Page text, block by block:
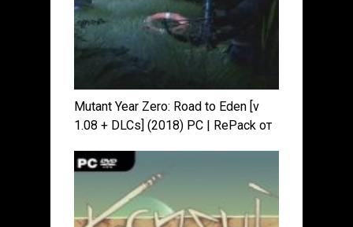
Mutant Year Zero: Road to Eden [v
1.08 + DLCs] (2018) PC | RePack от